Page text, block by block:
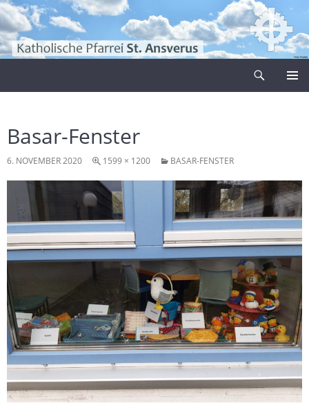
Zum
Inhalt
springen
Basar-Fenster
6. NOVEMBER 2020 1599 × 1200 BASAR-FENSTER